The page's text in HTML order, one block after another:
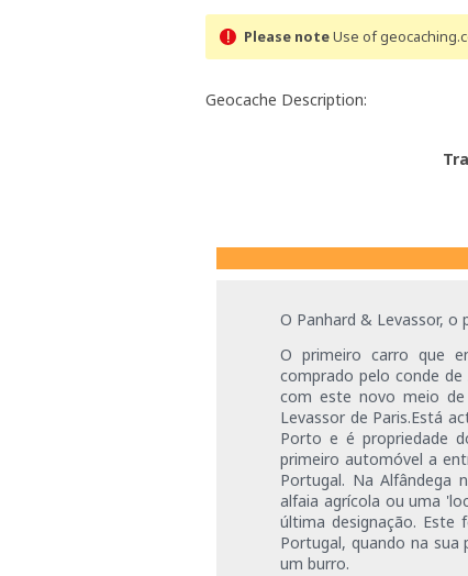
Please noteUse of
Geocache Description:
O Panhard & Levassor,
O primeiro carro que
comprado pelo conde
com este novo meio
Levassor de Paris.Está
Porto e é propriedade
primeiro automóvel a
Portugal. Na Alfândega
alfaia agrícola ou uma
última designação.
Portugal, quando na sua
um burro.